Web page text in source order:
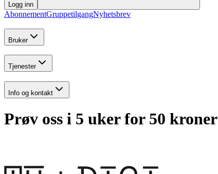
Logg inn
AbonnementGruppetilgangNyhetsbrev
Bruker
Tjenester
Info og kontakt
Prøv oss i 5 uker for 50 kroner